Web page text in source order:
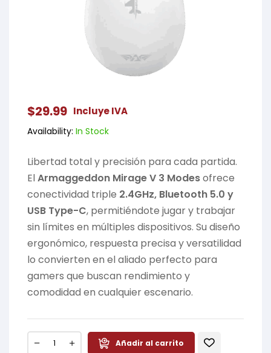
$29.99 Incluye IVA
Availability: In Stock
Libertad total y precisión para cada partida.
ElArmaggeddon Mirage V 3 Modesofrece
conectividad triple 2.4GHz, Bluetooth 5.0 y
USB Type-C, permitiéndote jugar y trabajar
sin límites en múltiples dispositivos. Su diseño
ergonómico, respuesta precisa y versatilidad
lo convierten en el aliado perfecto para
gamers que buscan rendimiento y
comodidad en cualquier escenario.
Añadir al carrito